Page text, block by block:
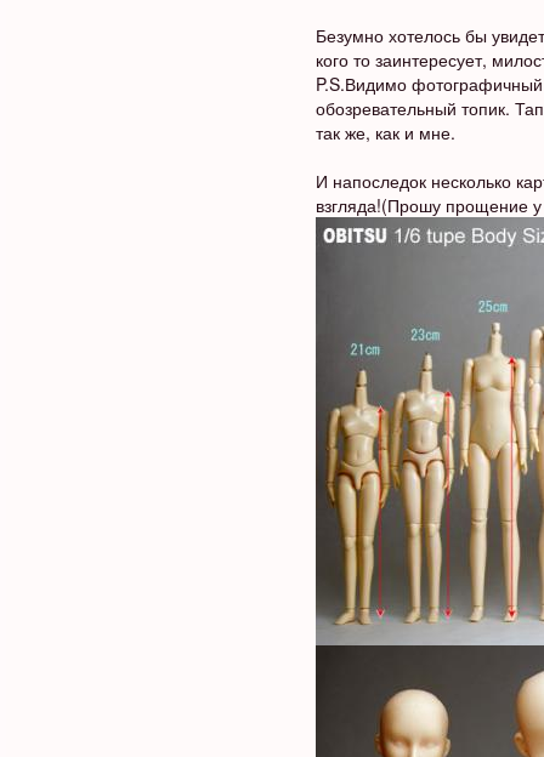
Безумно хотелось бы
кого то заинтересует,
P.S.Видимо
обозревательный топик.
так же, как и мне.
И напоследок несколько
взгляда!(Прошу прощение у